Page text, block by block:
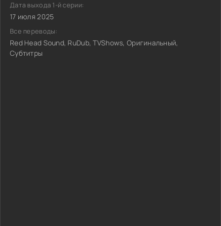
Дата выхода 1-й серии:
17 июля 2025
Все переводы:
Red Head Sound, RuDub, TVShows, Оригинальный,
Субтитры